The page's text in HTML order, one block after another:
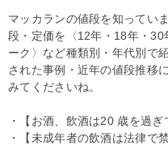
マッカランの値段を知ってい
段・定価を〈12年・18年・30
ーク〉など種類別・年代別で
された事例・近年の値段推移
みてくださいね。
・【お酒、飲酒は20 歳を過ぎ
・【未成年者の飲酒は法律で